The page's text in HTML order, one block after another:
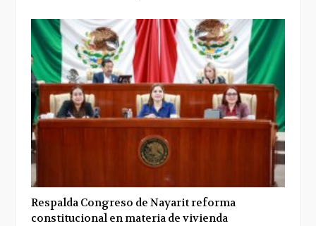
Respalda Congreso de Nayarit reforma
constitucional en materia de vivienda